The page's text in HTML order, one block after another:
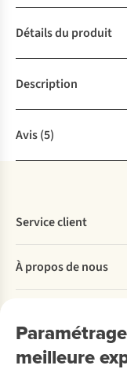
Détails du produit
Description
Avis(5)
meilleure
Service client
Commander
Payer
Retourner
Rétractation d'une
À propos de nous
Entreprise responsable
À propos d’Ayacucho
Location / Location
Seconde-main
Découvrez